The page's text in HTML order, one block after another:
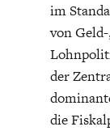
im
von
der
die